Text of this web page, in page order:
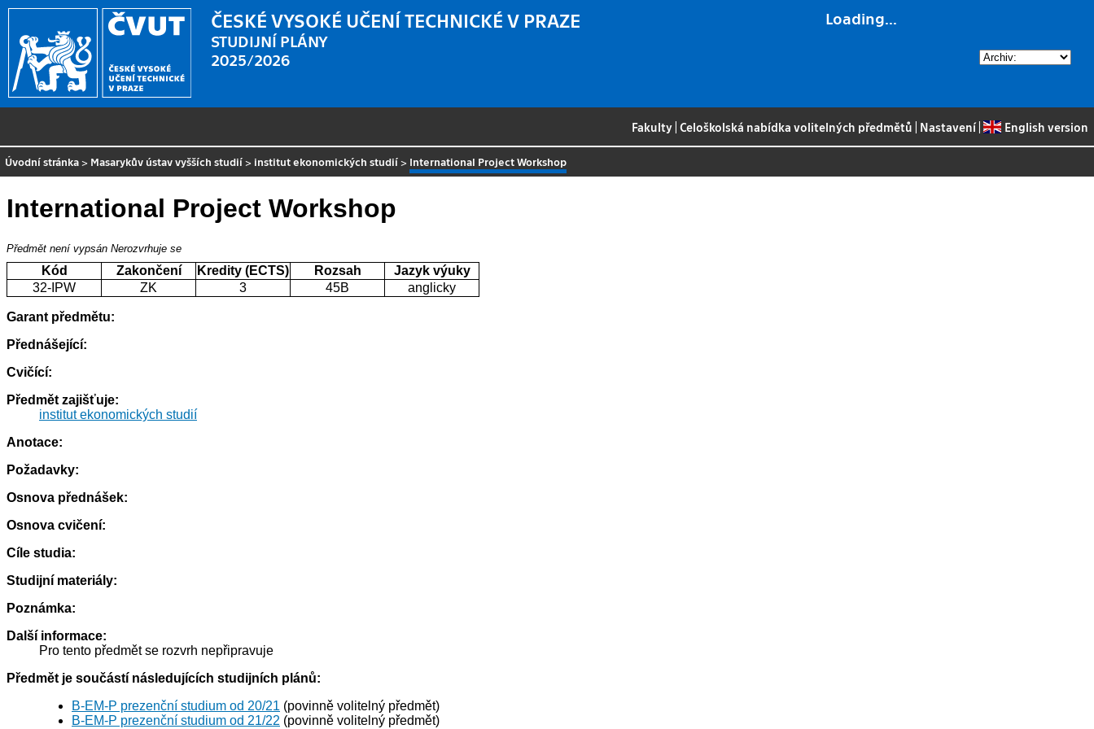
Loading...
ČESKÉ VYSOKÉ UČENÍ TECHNICKÉ V PRAZE
STUDIJNÍ PLÁNY
2025/2026
Fakulty |Celoškolská nabídka volitelných předmětů Nastavení| English version
Úvodní stránka > Masarykův ústav vyšších studií > institut ekonomických studií > International Project Workshop
International Project Workshop
Předmět není vypsán Nerozvrhuje se
Kód Zakončení Kredity (ECTS) Rozsah
Jazyk výuky
32-IPW
ZK 3 45B anglicky
Garant předmětu:
Přednášející:
Cvičící:
Předmět zajišťuje:
institut ekonomických studií
Anotace:
Požadavky:
Osnova přednášek:
Osnova cvičení:
Cíle studia:
Studijní materiály:
Poznámka:
Další informace:
Pro tento předmět se rozvrh nepřipravuje
Předmět je součástí následujících studijních plánů:
B-EM-P prezenční studium od 20/21 (povinně volitelný předmět)
B-EM-P prezenční studium od 21/22 (povinně volitelný předmět)